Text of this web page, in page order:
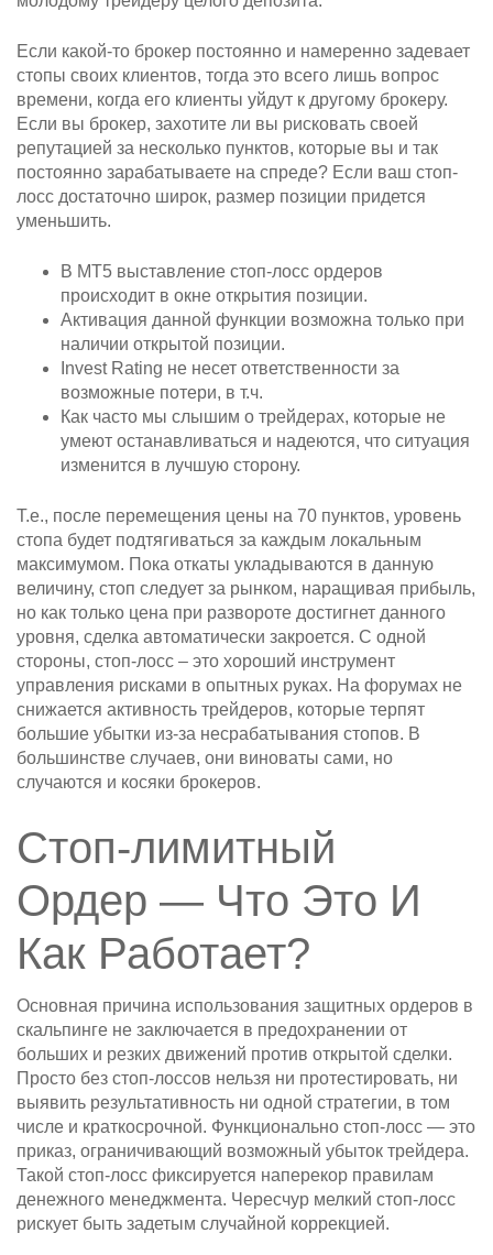
Если какой-то брокер постоянно и намеренно задевает
стопы своих клиентов, тогда это всего лишь вопрос
времени, когда его клиенты уйдут к другому брокеру.
Если вы брокер, захотите ли вы рисковать своей
репутацией за несколько пунктов, которые вы и так
постоянно зарабатываете на спреде? Если ваш стоп-
лосс достаточно широк, размер позиции придется
уменьшить.
В MT5 выставление стоп-лосс ордеров
происходит в окне открытия позиции.
Активация данной функции возможна только при
наличии открытой позиции.
Invest Rating не несет ответственности за
возможные потери, в т.ч.
Как часто мы слышим о трейдерах, которые не
умеют останавливаться и надеются, что ситуация
изменится в лучшую сторону.
Т.е., после перемещения цены на 70 пунктов, уровень
стопа будет подтягиваться за каждым локальным
максимумом. Пока откаты укладываются в данную
величину, стоп следует за рынком, наращивая прибыль,
но как только цена при развороте достигнет данного
уровня, сделка автоматически закроется. С одной
стороны, стоп-лосс – это хороший инструмент
управления рисками в опытных руках. На форумах не
снижается активность трейдеров, которые терпят
большие убытки из-за несрабатывания стопов. В
большинстве случаев, они виноваты сами, но
случаются и косяки брокеров.
Стоп-лимитный
Ордер — Что Это И
Как Работает?
Основная причина использования защитных ордеров в
скальпинге не заключается в предохранении от
больших и резких движений против открытой сделки.
Просто без стоп-лоссов нельзя ни протестировать, ни
выявить результативность ни одной стратегии, в том
числе и краткосрочной. Функционально стоп-лосс — это
приказ, ограничивающий возможный убыток трейдера.
Такой стоп-лосс фиксируется наперекор правилам
денежного менеджмента. Чересчур мелкий стоп-лосс
рискует быть задетым случайной коррекцией.